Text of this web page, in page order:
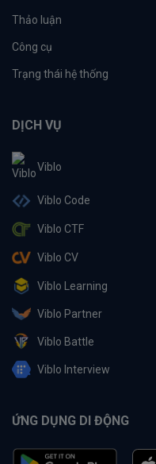
Thảo luận
Công cụ
Trạng thái hệ thống
DỊCH VỤ
Viblo
Viblo Code
Viblo CTF
Viblo CV
Viblo Learning
Viblo Partner
Viblo Battle
Viblo Interview
ỨNG DỤNG DI ĐỘNG